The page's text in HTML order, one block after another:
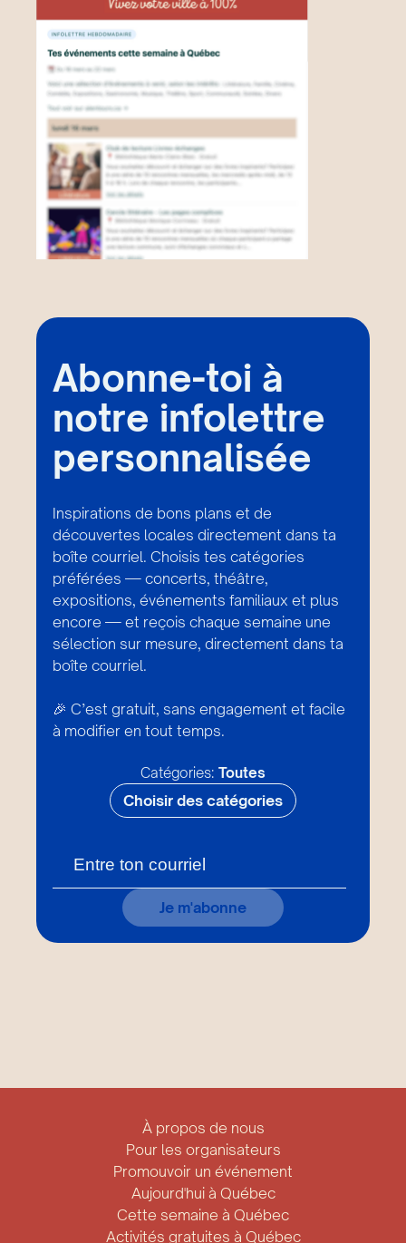
Abonne-toi à
notre infolettre
personnalisée
Inspirations de bons plans et de
découvertes locales directement dans ta
boîte courriel. Choisis tes catégories
préférées — concerts, théâtre,
expositions, événements familiaux et plus
encore — et reçois chaque semaine une
sélection sur mesure, directement dans ta
boîte courriel.
🎉 C’est gratuit, sans engagement et facile
à modifier en tout temps.
Catégories: Toutes
Choisir des catégories
Je m'abonne
À propos de nous
Pour les organisateurs
Promouvoir un événement
Aujourd'hui à Québec
Cette semaine à Québec
Activités gratuites à Québec